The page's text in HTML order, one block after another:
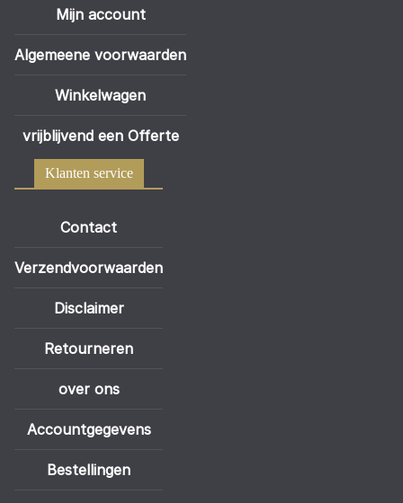
Mijn account
Algemeene voorwaarden
Winkelwagen
vrijblijvend een Offerte
Klanten service
Contact
Verzendvoorwaarden
Disclaimer
Retourneren
over ons
Accountgegevens
Bestellingen